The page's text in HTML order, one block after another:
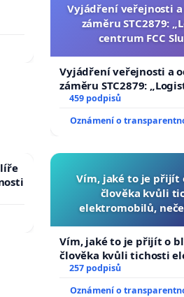
Vyjádření veřejnosti
záměru STC2879:
centrum FCC
Vyjádření veřejnosti a
záměru STC2879:
centrum FCC Sluštice“
459 podpisů
Oznámení o
Vím, jaké to je přijít
člověka kvůli
elektromobilů,
auta!
Vím, jaké to je přijít o
člověka kvůli tichosti
nečekejme, až přibydou
257 podpisů
Oznámení o